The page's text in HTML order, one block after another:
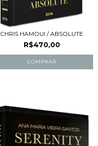
CHRIS HAMOUI / ABSOLUTE
R$470,00